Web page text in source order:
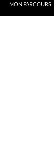
MON PARCOURS